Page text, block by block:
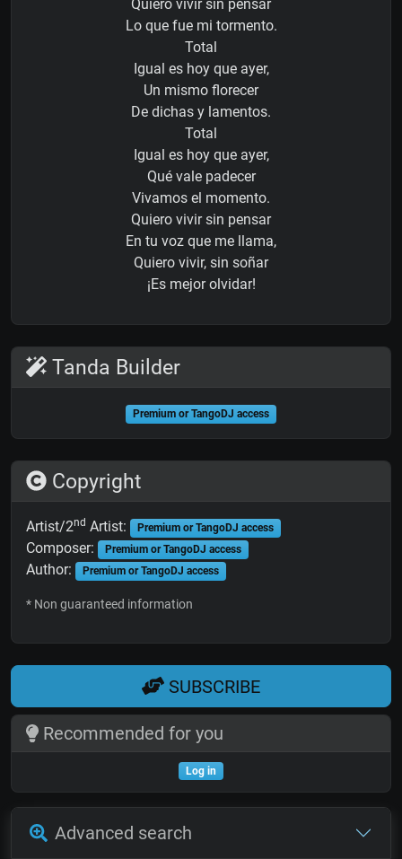
Quiero vivir sin pensar
Lo que fue mi tormento.
Total
Igual es hoy que ayer,
Un mismo florecer
De dichas y lamentos.
Total
Igual es hoy que ayer,
Qué vale padecer
Vivamos el momento.
Quiero vivir sin pensar
En tu voz que me llama,
Quiero vivir, sin soñar
¡Es mejor olvidar!
Tanda Builder
Premium or TangoDJ access
Copyright
Artist/2nd Artist: Premium or TangoDJ access
Composer: Premium or TangoDJ access
Author: Premium or TangoDJ access
* Non guaranteed information
SUBSCRIBE
Recommended for you
Log in
Advanced search